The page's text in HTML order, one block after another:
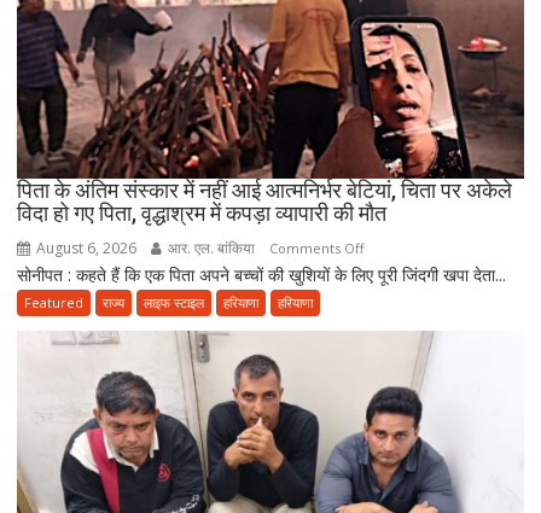
आपत्ति,
मौलाना
राशिद
सिद्दीकी
ने
उठाए
सवाल
पिता के अंतिम संस्कार में नहीं आई आत्मनिर्भर बेटियां, चिता पर अकेले
विदा हो गए पिता, वृद्धाश्रम में कपड़ा व्यापारी की मौत
August 6, 2026 आर. एल. बांकिया Comments Offon
पिता
नहीं
आई
आत्मनिर्भर
बेटियां,
सोनीपत : कहते हैं कि एक पिता अपने बच्चों की खुशियों के लिए पूरी जिंदगी खपा देता...
Featured राज्य लाइफ स्टाइल हरियाणा हरियाणा